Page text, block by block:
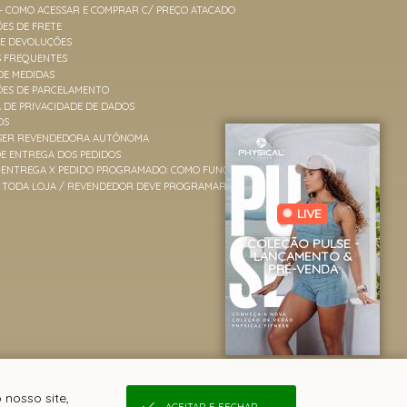
COMO ACESSAR E COMPRAR C/ PREÇO ATACADO
DE FRETE
DEVOLUÇÕES
FREQUENTES
MEDIDAS
DE PARCELAMENTO
DE PRIVACIDADE DE DADOS
REVENDEDORA AUTÔNOMA
ENTREGA DOS PEDIDOS
X PEDIDO PROGRAMADO: COMO FUNCIONAM
LOJA / REVENDEDOR DEVE PROGRAMAR PEDIDOS?
LIVE
COLEÇÃO PULSE -
LANÇAMENTO &
PRÉ-VENDA
site,